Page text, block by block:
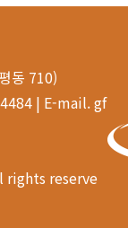
동 710)
| E-mail. gf
rights reserve